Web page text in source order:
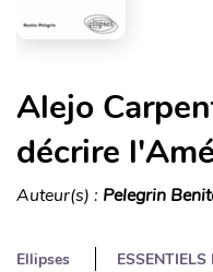
Alejo
décrire
Auteur(s) : Pelegrin
Ellipses